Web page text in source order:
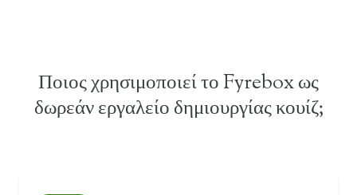
Ποιος χρησιμοποιεί το Fyrebox ως
δωρεάν εργαλείο δημιουργίας κουίζ;